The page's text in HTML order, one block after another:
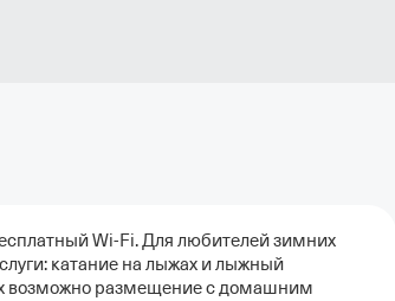
Wi-Fi. Для любителей зимних
катание на лыжах и лыжный
возможно размещение с домашним